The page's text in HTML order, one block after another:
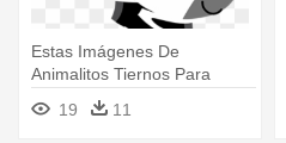
Estas Imágenes De
Animalitos Tiernos Para
Bebés Y Niños - Baby Safari
Animals For Cut
19 11